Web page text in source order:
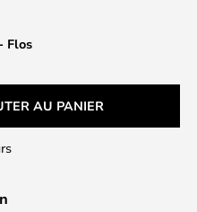
Flos
AU PANIER